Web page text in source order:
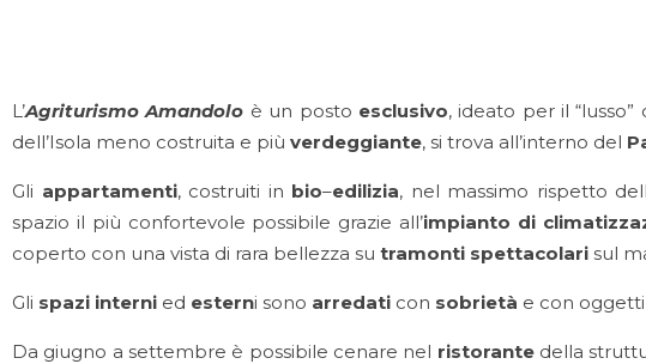
L’Agriturismo Amandolo è un posto esclusivo, ideato per il
dell’Isola meno costruita e più verdeggiante, si trova all’interno del
Gli appartamenti, costruiti in bio–edilizia, nel massimo rispetto
spazio il più confortevole possibile grazie all’impianto di
coperto con una vista di rara bellezza su tramonti spettacolari sul
Gli spazi interni ed esterni sono arredati con sobrietà e con oggetti
Da giugno a settembre è possibile cenare nel ristorantedella